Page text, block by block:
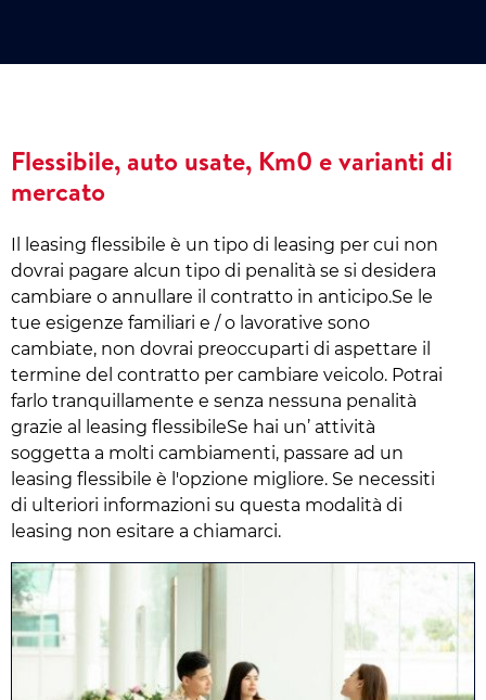
Flessibile, auto usate, Km0 e varianti di
mercato
Il leasing flessibile è un tipo di leasing per cui non
dovrai pagare alcun tipo di penalità se si desidera
cambiare o annullare il contratto in anticipo.Se le
tue esigenze familiari e / o lavorative sono
cambiate, non dovrai preoccuparti di aspettare il
termine del contratto per cambiare veicolo. Potrai
farlo tranquillamente e senza nessuna penalità
grazie al leasing flessibileSe hai un’ attività
soggetta a molti cambiamenti, passare ad un
leasing flessibile è l'opzione migliore. Se necessiti
di ulteriori informazioni su questa modalità di
leasing non esitare a chiamarci.